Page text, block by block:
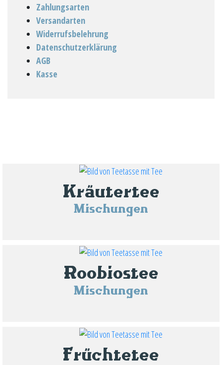
Zahlungsarten
Versandarten
Widerrufsbelehrung
Datenschutzerklärung
AGB
Kasse
Kräutertee
Mischungen
Roobiostee
Mischungen
Früchtetee